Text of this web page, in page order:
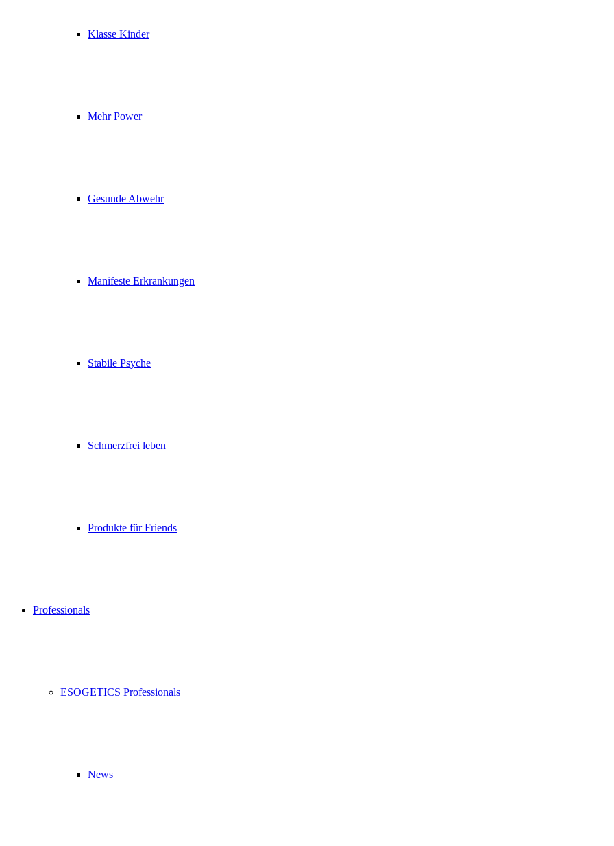
Klasse Kinder
Mehr Power
Gesunde Abwehr
Manifeste Erkrankungen
Stabile Psyche
Schmerzfrei leben
Produkte für Friends
Professionals
ESOGETICS Professionals
News